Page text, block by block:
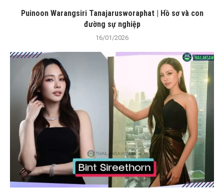
Puinoon Warangsiri Tanajarusworaphat | Hồ sơ và con
đường sự nghiệp
16/01/2026